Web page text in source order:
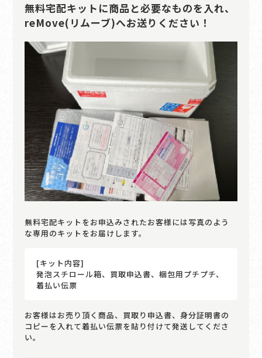
無料宅配キットに商品と必要なものを入れ、
reMove(リムーブ)へお送りください！
無料宅配キットをお申込みされたお客様には写真のよう
な専用のキットをお届けします。
[キット内容]
発泡スチロール箱、買取申込書、梱包用プチプチ、
着払い伝票
お客様はお売り頂く商品、買取り申込書、身分証明書の
コピーを入れて着払い伝票を貼り付けて発送してくださ
い。